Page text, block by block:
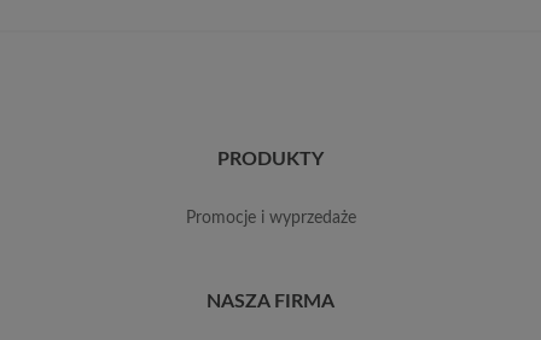
PRODUKTY
promocje i wyprzedaże
NASZA FIRMA